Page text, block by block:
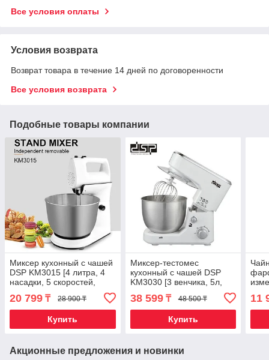
Все условия оплаты
Условия возврата
Возврат товара в течение 14 дней по договоренности
Все условия возврата
Подобные товары компании
Миксер кухонный с чашей
DSP KM3015 [4 литра, 4
насадки, 5 скоростей,
турборежим] (Белый)
20 799 ₸ 28 900 ₸
Купить
Миксер-тестомес
кухонный с чашей DSP
KM3030 [3 венчика, 5л,
1000 W] (Белый)
38 599₸ 48 500 ₸
Купить
11
Акционные предложения и новинки